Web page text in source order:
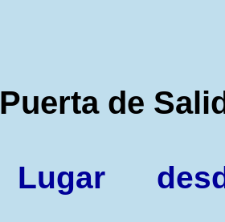
Puerta de
Lugar